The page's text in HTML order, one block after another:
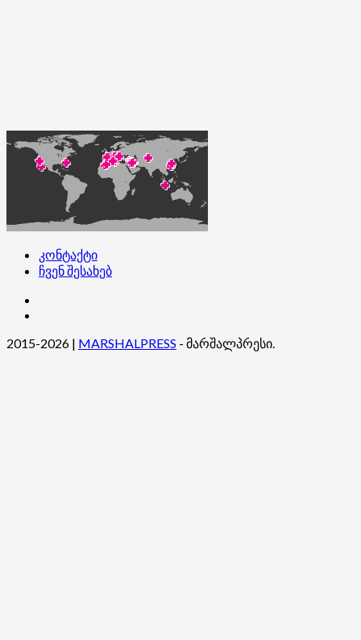
კონტაქტი
ჩვენ შესახებ
2015-2026 | MARSHALPRESS - მარშალპრესი.